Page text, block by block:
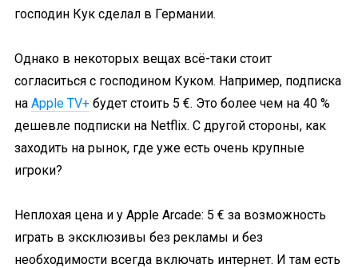
господин Кук сделал в Германии.
Однако в некоторых вещах всё-таки стоит
согласиться с господином Куком. Например, подписка
на Apple TV+ будет стоить 5 €. Это более чем на 40 %
дешевле подписки на Netflix. С другой стороны, как
заходить на рынок, где уже есть очень крупные
игроки?
Неплохая цена и у Apple Arcade: 5 € за возможность
играть в эксклюзивы без рекламы и без
необходимости всегда включать интернет. И там есть